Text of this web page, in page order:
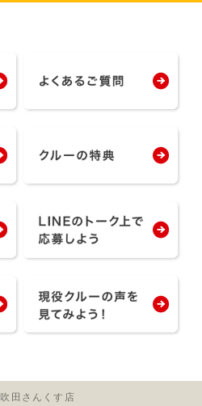
吹田さんくす店